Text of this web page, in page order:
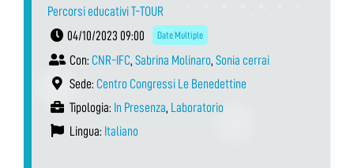
Percorsi educativi T-TOUR
04/10/2023 09:00
Date Multiple
Con: CNR-IFC, Sabrina Molinaro, Sonia cerrai
Sede: Centro Congressi Le Benedettine
Tipologia: In Presenza, Laboratorio
Lingua: Italiano